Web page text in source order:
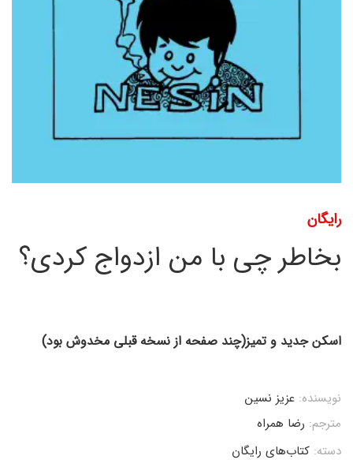
رایگان
بخاطر چی با من ازدواج کردی؟
اسکن جدید و تمیز(چند صفحه از نسخه قبلی مخدوش بود)
نویسنده: عزیز نسین
مترجم: رضا همراه
دسته: کتاب‌های رایگان